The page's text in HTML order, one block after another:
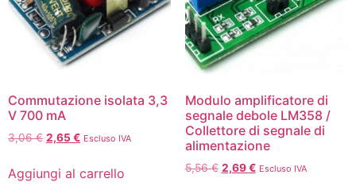
Commutazione isolata 3,3
V 700 mA
3,06€ 2,65€ Escluso IVA
Aggiungi al carrello
Modulo amplificatore di
segnale debole LM358 /
Collettore di segnale di
alimentazione
5,56€ 2,69€ Escluso IVA